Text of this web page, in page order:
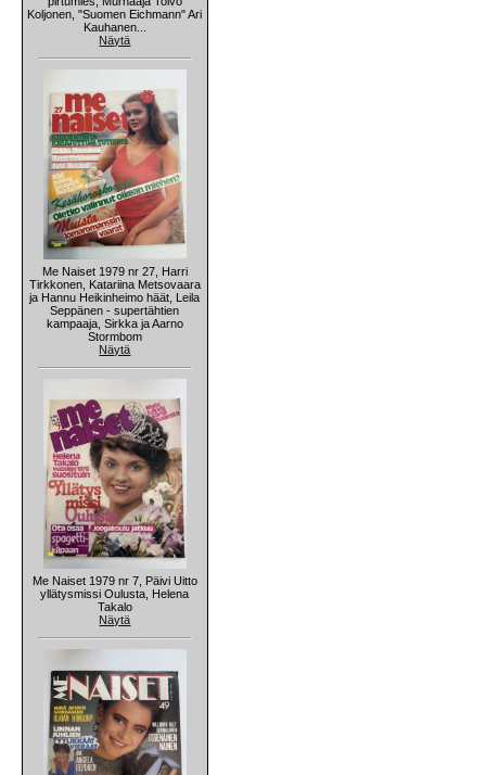
Koljonen, "Suomen Eichmann" Ari
Kauhanen...
Näytä
Me Naiset 1979 nr 27, Harri
Tirkkonen, Katariina Metsovaara
ja Hannu Heikinheimo häät, Leila
Seppänen - supertähtien
kampaaja, Sirkka ja Aarno
Stormbom
Näytä
Me Naiset 1979 nr 7, Päivi Uitto
yllätysmissi Oulusta, Helena
Takalo
Näytä